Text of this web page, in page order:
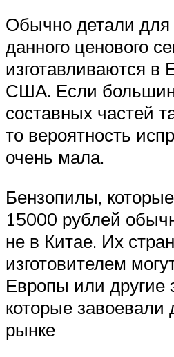
Обычно детали для
данного ценового
изготавливаются в
США. Если
составных частей
то вероятность
очень мала.
Бензопилы,
15000 рублей
не в Китае. Их
изготовителем
Европы или другие
которые завоевали
рынке